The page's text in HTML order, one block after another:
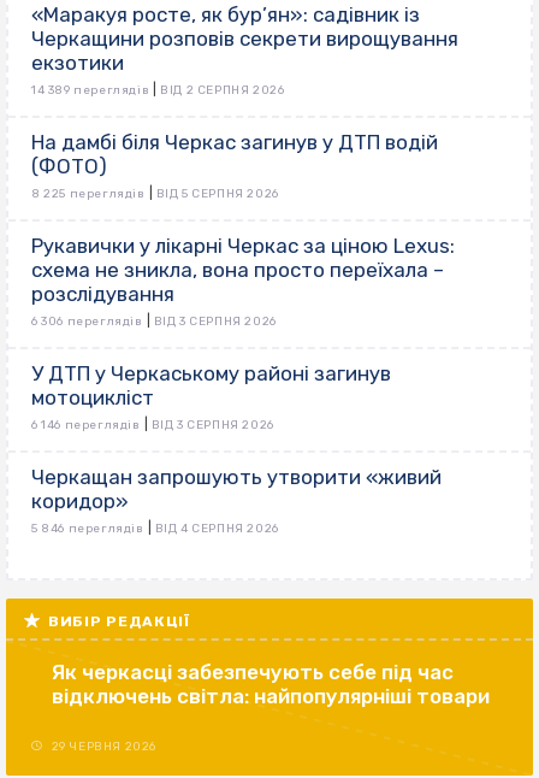
«Маракуя росте, як бур’ян»: садівник із
Черкащини розповів секрети вирощування
екзотики
14 389 переглядів ВІД 2 СЕРПНЯ 2026
На дамбі біля Черкас загинув у ДТП водій
(ФОТО)
8 225 переглядів ВІД 5 СЕРПНЯ 2026
Рукавички у лікарні Черкас за ціною Lexus:
схема не зникла, вона просто переїхала –
розслідування
6 306 переглядів ВІД 3 СЕРПНЯ 2026
У ДТП у Черкаському районі загинув
мотоцикліст
6 146 переглядів ВІД 3 СЕРПНЯ 2026
Черкащан запрошують утворити «живий
коридор»
5 846 переглядів ВІД 4 СЕРПНЯ 2026
ВИБІР РЕДАКЦІЇ
Як черкасці забезпечують себе під час
відключень світла: найпопулярніші товари
29 ЧЕРВНЯ 2026